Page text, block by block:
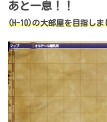
あと一息！！
(H-10)の大部屋を目指しま